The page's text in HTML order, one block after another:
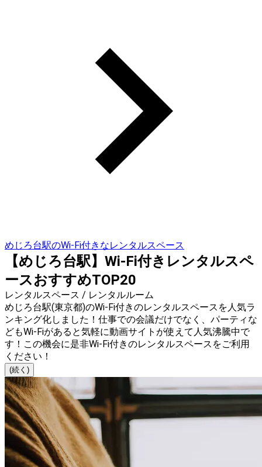
めじろ台駅のWi-Fi付きなレンタルスペース
【めじろ台駅】Wi-Fi付きレンタルスペ
ースおすすめTOP20
レンタルスペース / レンタルルーム
めじろ台駅(東京都)のWi-Fi付きのレンタルスペースを人気ラ
ンキング化しました！仕事での会議だけでなく、パーティな
どもWi-Fiがあると気軽に動画サイトが使えて人気沸騰中で
す！この機会に是非Wi-Fi付きのレンタルスペースをご利用
ください！
(続く)